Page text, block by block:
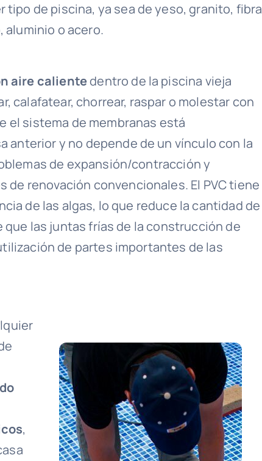
tipo de piscina, ya sea de yeso, granito, fibra
aluminio o acero.
aire calientedentro de la piscina vieja
calafatear, chorrear, raspar o molestar con
el sistema de membranas está
y no depende de un vínculo con la
de expansión/contracción y
renovación convencionales. El PVC tiene
de las algas, lo que reduce la cantidad de
que las juntas frías de la construcción de
de partes importantes de las
,